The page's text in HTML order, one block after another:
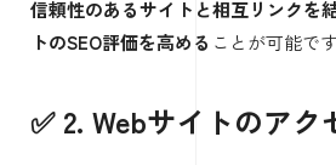
信頼性のあるサイトと相互リンクを
トのSEO評価を高める ことが可能です
✅ 2. Webサイトのアク